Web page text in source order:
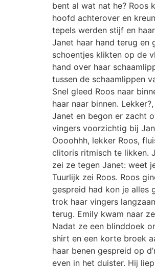
bent al wat nat he? Roos
hoofd achterover en
tepels werden stijf en
Janet haar hand terug en
schoentjes klikten op de
hand over haar
tussen de schaamlippen
Snel gleed Roos naar
haar naar binnen.
Janet en begon er zacht
vingers voorzichtig bij
Oooohhh, lekker Roos,
clitoris ritmisch te likken.
zei ze tegen Janet: weet
Tuurlijk zei Roos. Roos
gespreid had kon je alles
trok haar vingers
terug. Emily kwam naar
Nadat ze een blinddoek
shirt en een korte broek
haar benen gespreid op
even in het duister. Hij